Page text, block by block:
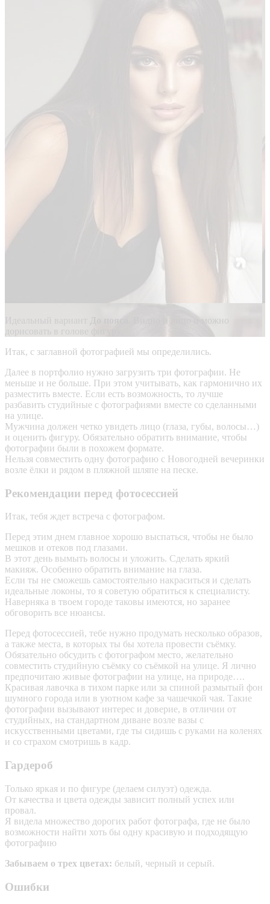
Идеальный вариант
. Видно и лицо и можно
дорисовать в голове фигуру.
Итак, с заглавной фотографией мы определились.
Далее в портфолио нужно загрузить три фотографии. Не
меньше и не больше. При этом учитывать, как гармонично их
разместить вместе. Если есть возможность, то лучше
разбавить студийные с фотографиями вместе со сделанными
на улице.
Мужчина должен четко увидеть лицо (глаза, губы, волосы…)
и оценить фигуру. Обязательно обратить внимание, чтобы
фотографии были в похожем формате.
Нельзя совместить одну фотографию с Новогодней вечеринки
возле ёлки и рядом в пляжной шляпе на песке.
Рекомендации перед фотосессией
Итак, тебя ждет встреча с фотографом.
Перед этим днем главное хорошо выспаться, чтобы не было
мешков и отеков под глазами.
В этот день вымыть волосы и уложить. Сделать яркий
макияж. Особенно обратить внимание на глаза.
Если ты не сможешь самостоятельно накраситься и сделать
идеальные локоны, то я советую обратиться к специалисту.
Наверняка в твоем городе таковы имеются, но заранее
обговорить все нюансы.
Перед фотосессией, тебе нужно продумать несколько образов,
а также места, в которых ты бы хотела провести съёмку.
Обязательно обсудить с фотографом место, желательно
совместить студийную съёмку со съёмкой на улице. Я лично
предпочитаю живые фотографии на улице, на природе….
Красивая лавочка в тихом парке или за спиной размытый фон
шумного города или в уютном кафе за чашечкой чая. Такие
фотографии вызывают интерес и доверие, в отличии от
студийных, на стандартном диване возле вазы с
искусственными цветами, где ты сидишь с руками на коленях
и со страхом смотришь в кадр.
Гардероб
Только яркая и по фигуре (делаем силуэт) одежда.
От качества и цвета одежды зависит полный успех или
провал.
Я видела множество дорогих работ фотографа, где не было
возможности найти хоть бы одну красивую и подходящую
фотографию
Забываем о трех цветах: белый, черный и серый.
Ошибки